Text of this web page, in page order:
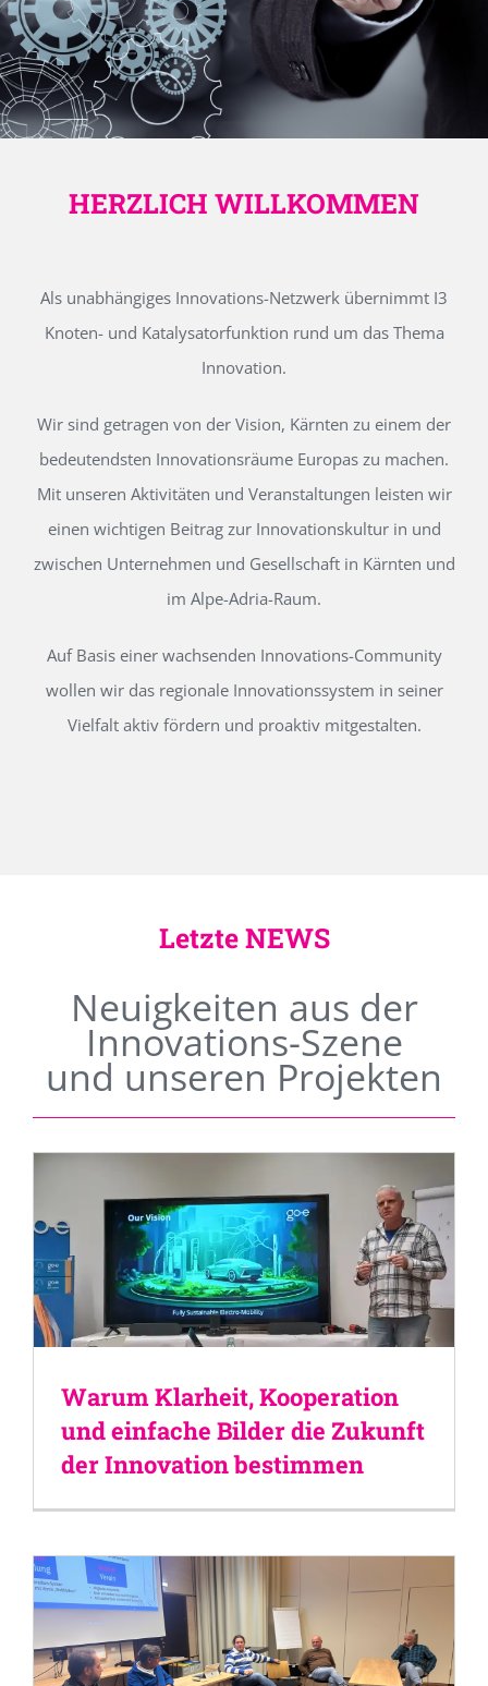
HERZLICH WILLKOMMEN
Als unabhängiges Innovations-Netzwerk übernimmt I3
Knoten- und Katalysatorfunktion rund um das Thema
Innovation.
Wir sind getragen von der Vision, Kärnten zu einem der
bedeutendsten Innovationsräume Europas zu machen.
Mit unseren Aktivitäten und Veranstaltungen leisten wir
einen wichtigen Beitrag zur Innovationskultur in und
zwischen Unternehmen und Gesellschaft in Kärnten und
im Alpe-Adria-Raum.
Auf Basis einer wachsenden Innovations-Community
wollen wir das regionale Innovationssystem in seiner
Vielfalt aktiv fördern und proaktiv mitgestalten.
Letzte NEWS
Neuigkeiten aus der
Innovations-Szene
und unseren Projekten
Warum Klarheit, Kooperation
und einfache Bilder die Zukunft
der Innovation bestimmen